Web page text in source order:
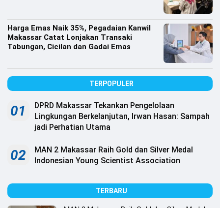
Copyright
Djournalist.com
.
Harga Emas Naik 35%, Pegadaian Kanwil
Makassar Catat Lonjakan Transaki
Tabungan, Cicilan dan Gadai Emas
TERPOPULER
01
DPRD Makassar Tekankan Pengelolaan
Lingkungan Berkelanjutan, Irwan Hasan: Sampah
jadi Perhatian Utama
02
MAN 2 Makassar Raih Gold dan Silver Medal
Indonesian Young Scientist Association
TERBARU